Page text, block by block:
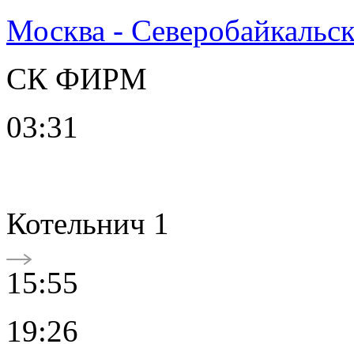
Москва -
СК ФИРМ
03:31
Котельнич 1
15:55
19:26